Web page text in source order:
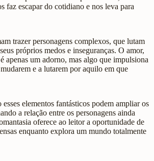
faz escapar do cotidiano e nos leva para
trazer personagens complexos, que lutam
próprios medos e inseguranças. O amor,
apenas um adorno, mas algo que impulsiona
e a lutarem por aquilo em que
elementos fantásticos podem ampliar os
a relação entre os personagens ainda
oferece ao leitor a oportunidade de
enquanto explora um mundo totalmente